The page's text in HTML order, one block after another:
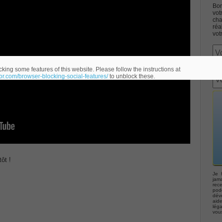
CCNA (v3.0) Dump
Solutions, Cisco 200-310 PDF
(ROUTE v2.0) Exam
Selling Business Outcomes Questions
!
Je
some features of this website. Please follow the instructions at
browser-blocking-social-features/to unblock these.